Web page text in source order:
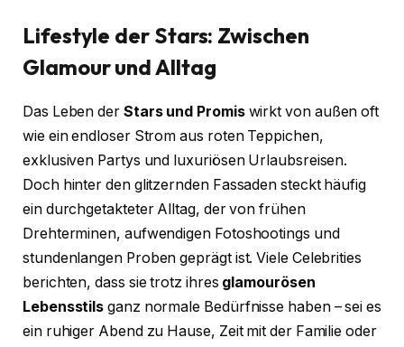
Lifestyle der Stars: Zwischen
Glamour und Alltag
Das Leben der Stars und Promiswirkt von außen oft
wie ein endloser Strom aus roten Teppichen,
exklusiven Partys und luxuriösen Urlaubsreisen.
Doch hinter den glitzernden Fassaden steckt häufig
ein durchgetakteter Alltag, der von frühen
Drehterminen, aufwendigen Fotoshootings und
stundenlangen Proben geprägt ist. Viele Celebrities
berichten, dass sie trotz ihres glamourösen
Lebensstils ganz normale Bedürfnisse haben – sei es
ein ruhiger Abend zu Hause, Zeit mit der Familie oder